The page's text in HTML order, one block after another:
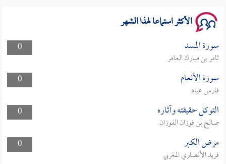
الأكثر استماعا لهذا الشهر
0 سورة المسد
ثامر بن مبارك العامر
0
سورة الأنعام
فارس عباد
0
التوكل حقيقته وآثاره
صالح بن فوزان الفوزان
0
مرض الكبر
فريد الأنصاري المغربي